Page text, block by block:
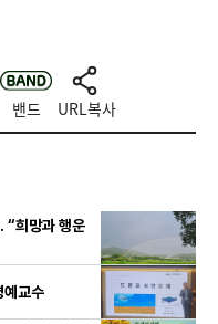
밴드 URL복사
“희망과 행운
예교수